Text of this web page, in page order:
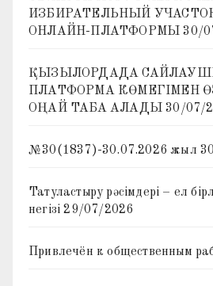
ИЗБИРАТЕЛЬНЫЙ
ОНЛАЙН-ПЛАТФОРМЫ 30/
ҚЫЗЫЛОРДАДА
ПЛАТФОРМА КӨМЕГІМЕН
ОҢАЙ ТАБА АЛАДЫ 30/07/
№30(1837)-30.07.2026 жыл
Татуластыру рәсімдері – ел
негізі 29/07/2026
Привлечён к общественным